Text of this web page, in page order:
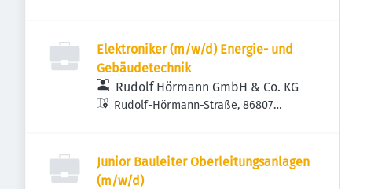
Elektroniker (m/w/d) Energie- und
Gebäudetechnik
Rudolf Hörmann GmbH & Co. KG
Rudolf-Hörmann-Straße, 86807
Junior Bauleiter Oberleitungsanlagen
(m/w/d)